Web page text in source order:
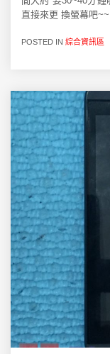
直接來更 換螢幕吧~~ .
POSTED IN 綜合資訊區